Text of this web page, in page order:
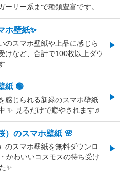
ーリー系まで種類豊富です。
ホ壁紙✨
のスマホ壁紙や上品に感じら
けなど、合計で100枚以上ダウ
紙 🟢
感じられる新緑のスマホ壁紙
✨ 見るだけで癒やされます♫
）のスマホ壁紙 🌸
のスマホ壁紙を無料ダウンロ
かわいいコスモスの待ち受け
✨️